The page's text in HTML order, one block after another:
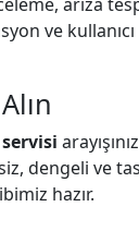
ve
dengeli ve
hazır.